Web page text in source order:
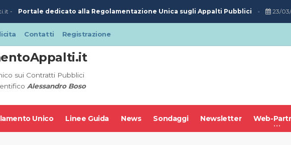
- Portale dedicato alla Regolamentazione Unica sugli Appalti Pubblici 23/03/
Contatti Registrazione
sui Contratti Pubblici
Alessandro Boso
Unico Linee Guida News Sondaggi Newsletter Web-